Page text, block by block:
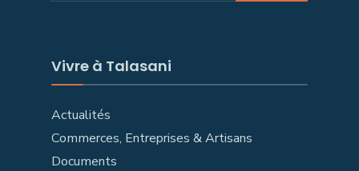
Vivre à Talasani
Actualités
Commerces, Entreprises & Artisans
Documents